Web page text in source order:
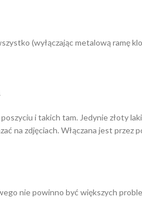
(wyłączając metalową ramę
i takich tam. Jedynie złoty
na zdjęciach. Włączana jest przez
nie powinno być większych